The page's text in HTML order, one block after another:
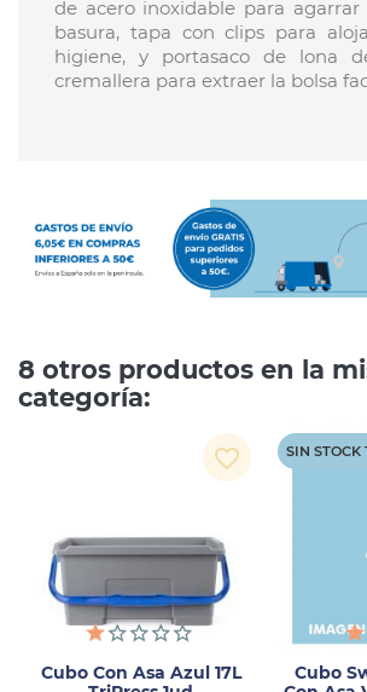
de acero inoxidable para agarrar
basura, tapa con clips para
higiene, y portasaco de lona
cremallera para extraer la bolsa
8 otros productos en la
categoría:
Cubo Con Asa Azul 17L
favorite_border
Cubo
SIN